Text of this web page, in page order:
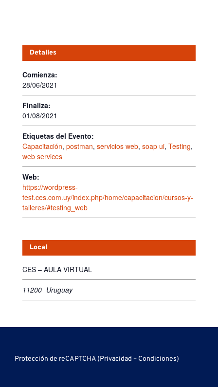
Detalles
Comienza:
28/06/2021
Finaliza:
01/08/2021
Etiquetas del Evento:
Capacitación, postman, servicios web, soap ui, Testing,
web services
Web:
https://wordpress-
test.ces.com.uy/index.php/home/capacitacion/cursos-y-
talleres/#testing_web
Local
CES – AULA VIRTUAL
11200 Uruguay
Protección de reCAPTCHA (Privacidad – Condiciones)